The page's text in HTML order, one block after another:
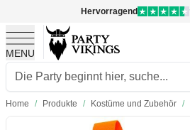
Hervorragend
MENU
Skip to Content
Home / Produkte / Kostüme und Zubehör /